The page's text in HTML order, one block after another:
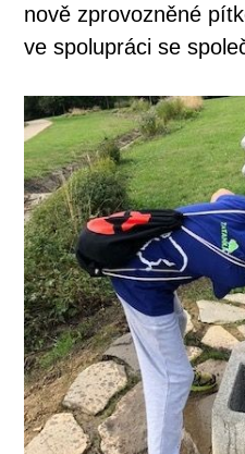
nově zprovozněné
ve spolupráci se